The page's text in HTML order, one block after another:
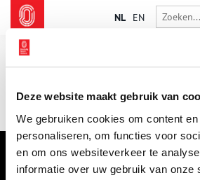
Deze website maakt gebruik van
We gebruiken cookies om content
personaliseren, om functies voor
en om ons websiteverkeer te
informatie over uw gebruik van onze
NL EN
VERHALEN